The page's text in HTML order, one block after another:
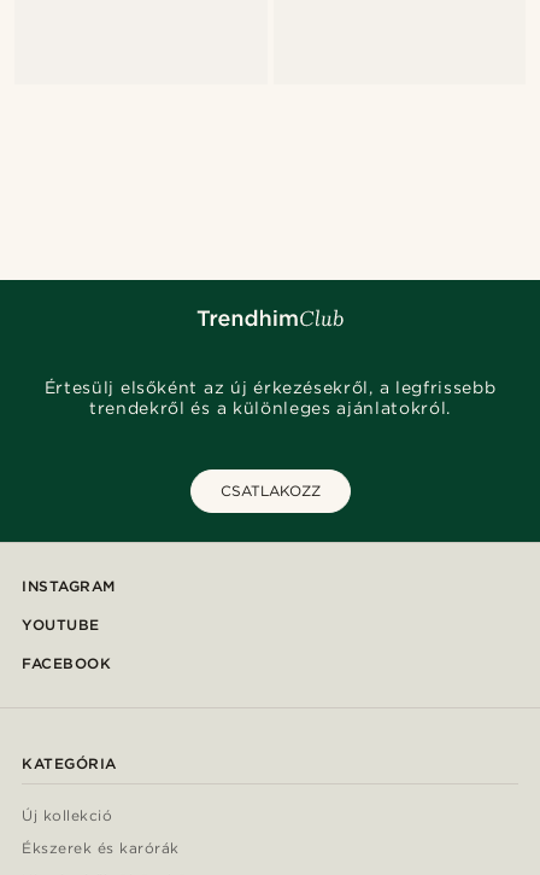
Értesülj elsőként az új érkezésekről, a legfrissebb
trendekről és a különleges ajánlatokról.
CSATLAKOZZ
INSTAGRAM
YOUTUBE
FACEBOOK
KATEGÓRIA
Új kollekció
Ékszerek és karórák